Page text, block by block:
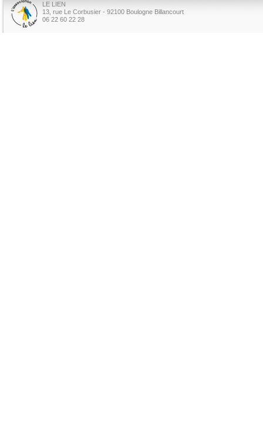
LE LIEN
13, rue Le Corbusier - 92100 Boulogne Billancourt
06 22 60 22 28